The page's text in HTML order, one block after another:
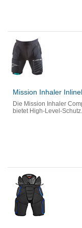
Mission Inhaler
Die Mission Inhaler
bietet High-Level-Schutz.